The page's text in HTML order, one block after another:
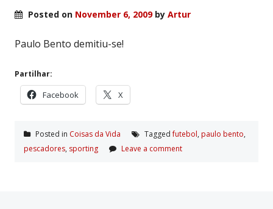
Posted on November 6, 2009by Artur
Paulo Bento demitiu-se!
Partilhar:
Facebook X
Posted in Coisas da Vida Taggedfutebol, paulo bento,
pescadores, sporting Leave a comment